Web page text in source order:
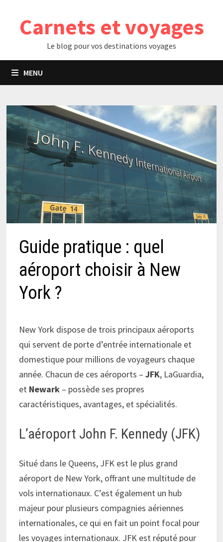
contenuCarnets et voyages
Le blog pour vos destinations voyages
MENU
Guide pratique : quel
aéroport choisir à New
York ?
New York dispose de trois principaux aéroports
qui servent de porte d’entrée internationale et
domestique pour millions de voyageurs chaque
année. Chacun de ces aéroports –JFK, LaGuardia,
et Newark – possède ses propres
caractéristiques, avantages, et spécialités.
L’aéroport John F. Kennedy (JFK)
Situé dans le Queens, JFK est le plus grand
aéroport de New York, offrant une multitude de
vols internationaux. C’est également un hub
majeur pour plusieurs compagnies aériennes
internationales, ce qui en fait un point focal pour
les voyages internationaux. JFK est réputé pour